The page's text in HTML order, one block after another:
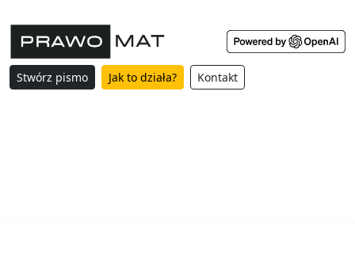
Stwórz pismo Jak to działa? Kontakt